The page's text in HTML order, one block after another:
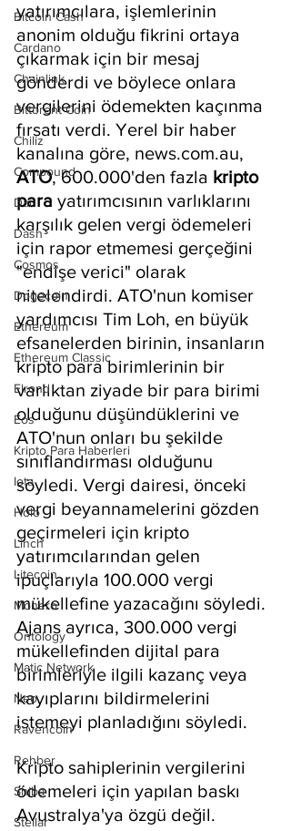
Bitcoin Cash
Cardano
Chainlink
Bittorent Coin
Chiliz
Compound
Dai
Dash
Cosmos
Dogecoin
Ethereum
Ethereum Classic
Elrond
Eos
Kripto Para Haberleri
Iota
Holo
Linch
Litecoin
Monero
Ontology
Matic Network
Neo
Ravencoin
Rehber
Shiba
Stellar
yatırımcılara, işlemlerinin
anonim olduğu fikrini ortaya
çıkarmak için bir mesaj
gönderdi ve böylece onlara
vergilerini ödemekten kaçınma
fırsatı verdi. Yerel bir haber
kanalına göre, news.com.au,
ATO, 600.000'den fazla kripto
para yatırımcısının varlıklarını
karşılık gelen vergi ödemeleri
için rapor etmemesi gerçeğini
"endişe verici" olarak
nitelendirdi. ATO'nun komiser
yardımcısı Tim Loh, en büyük
efsanelerden birinin, insanların
kripto para birimlerinin bir
varlıktan ziyade bir para birimi
olduğunu düşündüklerini ve
ATO'nun onları bu şekilde
sınıflandırması olduğunu
söyledi. Vergi dairesi, önceki
vergi beyannamelerini gözden
geçirmeleri için kripto
yatırımcılarından gelen
ipuçlarıyla 100.000 vergi
mükellefine yazacağını söyledi.
Ajans ayrıca, 300.000 vergi
mükellefinden dijital para
birimleriyle ilgili kazanç veya
kayıplarını bildirmelerini
istemeyi planladığını söyledi.
Kripto sahiplerinin vergilerini
ödemeleri için yapılan baskı
Avustralya'ya özgü değil.